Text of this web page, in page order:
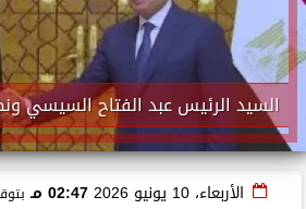
السيد الرئيس عبد الفتاح السيسي
الأربعاء، 10 يونيو 2026 02:47 مـ